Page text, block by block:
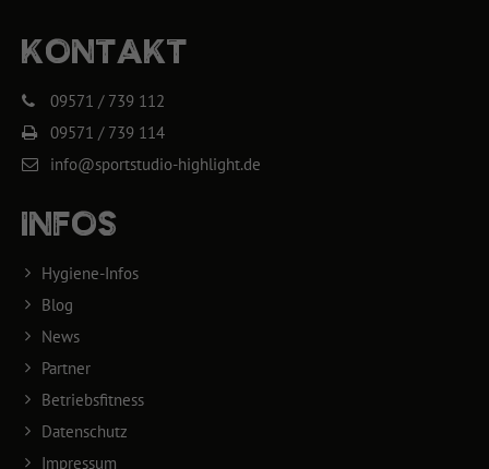
KONTAKT
09571 / 739 112
09571 / 739 114
info@sportstudio-highlight.de
INFOS
Hygiene-Infos
Blog
News
Partner
Betriebsfitness
Datenschutz
Impressum